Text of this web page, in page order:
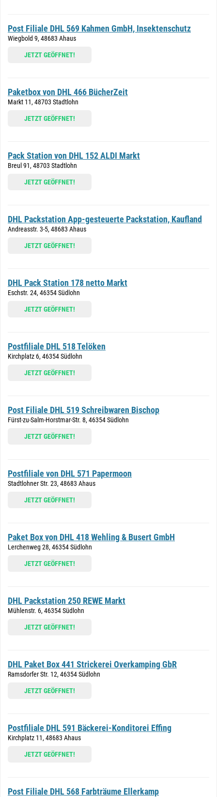
Post Filiale DHL 569 Kahmen GmbH, Insektenschutz
Wiegbold 9, 48683 Ahaus
JETZT GEÖFFNET!
Paketbox von DHL 466 BücherZeit
Markt 11, 48703 Stadtlohn
JETZT GEÖFFNET!
Pack Station von DHL 152 ALDI Markt
Breul 91, 48703 Stadtlohn
JETZT GEÖFFNET!
DHL Packstation App-gesteuerte Packstation, Kaufland
Andreasstr. 3-5, 48683 Ahaus
JETZT GEÖFFNET!
DHL Pack Station 178 netto Markt
Eschstr. 24, 46354 Südlohn
JETZT GEÖFFNET!
Postfiliale DHL 518 Telöken
Kirchplatz 6, 46354 Südlohn
JETZT GEÖFFNET!
Post Filiale DHL 519 Schreibwaren Bischop
Fürst-zu-Salm-Horstmar-Str. 8, 46354 Südlohn
JETZT GEÖFFNET!
Postfiliale von DHL 571 Papermoon
Stadtlohner Str. 23, 48683 Ahaus
JETZT GEÖFFNET!
Paket Box von DHL 418 Wehling & Busert GmbH
Lerchenweg 28, 46354 Südlohn
JETZT GEÖFFNET!
DHL Packstation 250 REWE Markt
Mühlenstr. 6, 46354 Südlohn
JETZT GEÖFFNET!
DHL Paket Box 441 Strickerei Overkamping GbR
Ramsdorfer Str. 12, 46354 Südlohn
JETZT GEÖFFNET!
Postfiliale DHL 591 Bäckerei-Konditorei Effing
Kirchplatz 11, 48683 Ahaus
JETZT GEÖFFNET!
Post Filiale DHL 568 Farbträume Ellerkamp